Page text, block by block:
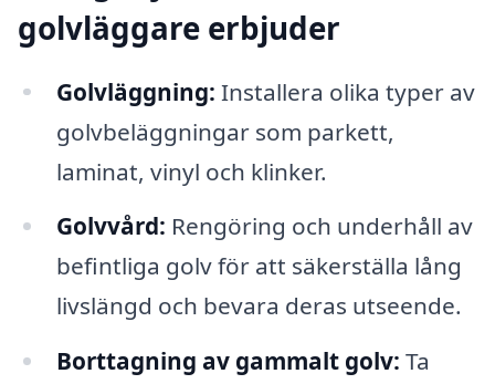
golvläggare erbjuder
Golvläggning: Installera olika typer av
golvbeläggningar som parkett,
laminat, vinyl och klinker.
Golvvård: Rengöring och underhåll av
befintliga golv för att säkerställa lång
livslängd och bevara deras utseende.
Borttagning av gammalt golv: Ta